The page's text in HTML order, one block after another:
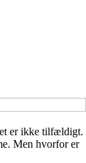
er ikke tilfældigt.
Men hvorfor er